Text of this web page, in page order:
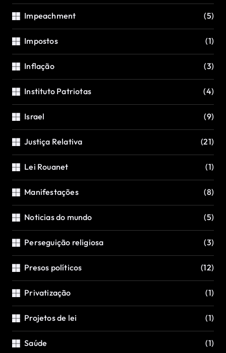
Impeachment (5)
Impostos (1)
Inflação (3)
Instituto Patriotas (4)
Israel (9)
Justiça Relativa (21)
Lei Rouanet (1)
Manifestações (8)
Noticias do mundo (5)
Perseguição religiosa (3)
Presos políticos (12)
Privatização (1)
Projetos de lei (1)
Saúde (1)